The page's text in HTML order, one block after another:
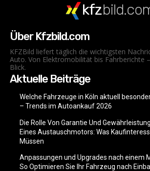
kfz
Über Kfzbild.com
KFZBild liefert täglich die wichtigsten
Auto. Von Elektromobilität bis Fahrberichte
Blick.
Aktuelle Beiträge
Welche Fahrzeuge in Köln aktuell
– Trends im Autoankauf 2026
Die Rolle Von Garantie Und
Eines Austauschmotors: Was
Müssen
Anpassungen und Upgrades nach einem
So Optimieren Sie Ihr Fahrzeug nach